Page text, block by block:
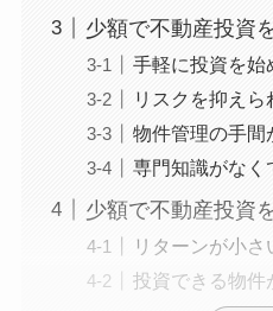
少額で不動産投資
手軽に投資を始
リスクを抑えら
物件管理の手間
専門知識がなく
少額で不動産投資
リターンが小さ
投資できる物件